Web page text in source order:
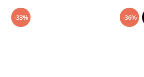
Jucarii de rol
Jucarii pentru baie
-33% -36%